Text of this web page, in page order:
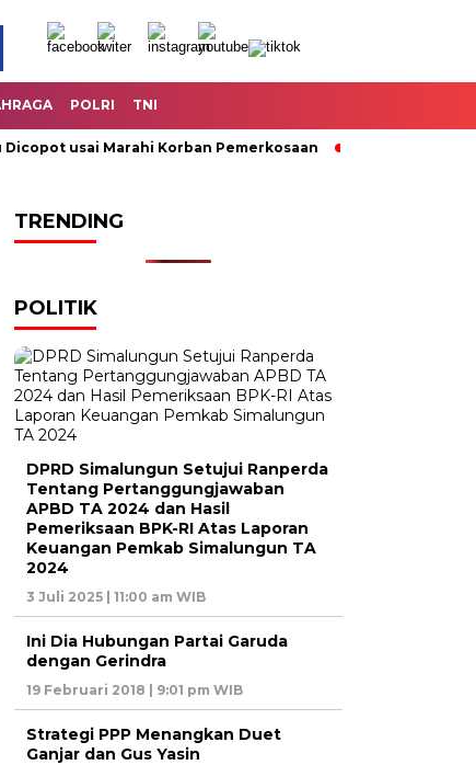
POLRI TNI
usai Marahi Korban Pemerkosaan Kemendag Cabut
TRENDING
POLITIK
DPRD Simalungun Setujui Ranperda
Tentang Pertanggungjawaban
APBD TA 2024 dan Hasil
Pemeriksaan BPK-RI Atas Laporan
Keuangan Pemkab Simalungun TA
2024
3 Juli 2025 | 11:00 am WIB
Ini Dia Hubungan Partai Garuda
dengan Gerindra
19 Februari 2018 | 9:01 pm WIB
Strategi PPP Menangkan Duet
Ganjar dan Gus Yasin